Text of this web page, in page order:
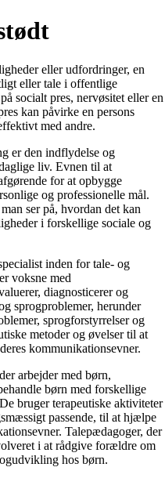
eller udfordringer, en
eller tale i offentlige
socialt pres, nervøsitet eller en
kan påvirke en persons
med andre.
er den indflydelse og
liv. Evnen til at
for at opbygge
og professionelle mål.
ser på, hvordan det kan
i forskellige sociale og
inden for tale- og
voksne med
diagnosticerer og
sprogproblemer, herunder
sprogforstyrrelser og
metoder og øvelser til at
kommunikationsevner.
arbejder med børn,
børn med forskellige
bruger terapeutiske aktiviteter
passende, til at hjælpe
Talepædagoger, der
i at rådgive forældre om
hos børn.